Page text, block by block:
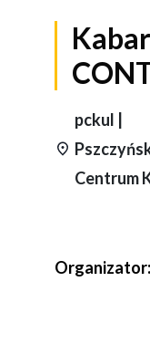
pckul |
Centrum
Organizator: